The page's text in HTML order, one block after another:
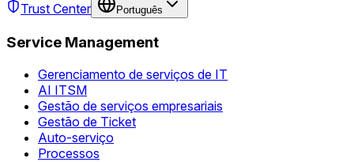
Trust Center Português
Service Management
Gerenciamento de serviços de IT
AI ITSM
Gestão de serviços empresariais
Gestão de Ticket
Auto-serviço
Processos